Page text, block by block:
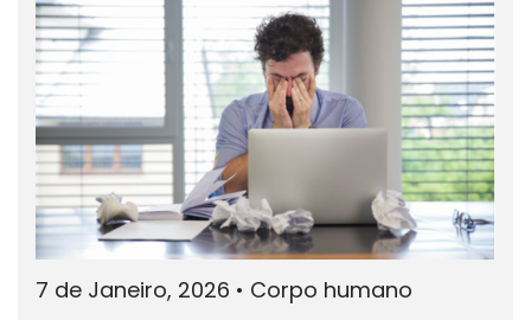
7 de Janeiro, 2026 • Corpo humano